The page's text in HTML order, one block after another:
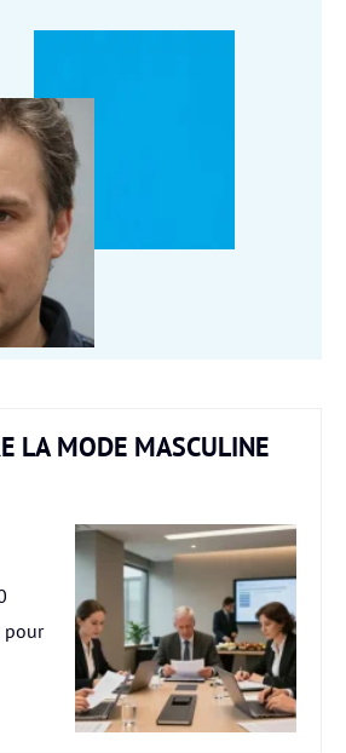
LA MODE MASCULINE
pour